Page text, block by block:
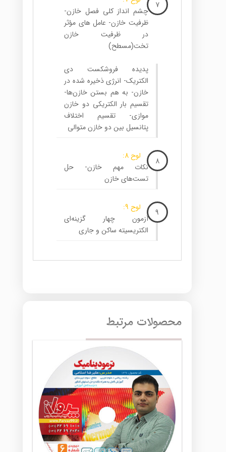
7
چشم انداز کلی فصل خازن-
ظرفیت خازن- عامل های مؤثر
در ظرفیت خازن
تخت(مسطح)
پدیده فروشکست دی
الکتریک- انرژی ذخیره شده در
خازن- به هم بستن خازن‌ها-
تقسیم بار الکتریکی دو خازن
موازی- تقسیم اختلاف
پتانسیل بین دو خازن متوالی
8
لوح 8:
نکات مهم خازن- حل
تست‌های خازن
9
لوح 9:
آزمون چهار گزینه‌ای
الکتریسیته ساکن و جاری
محصولات مرتبط